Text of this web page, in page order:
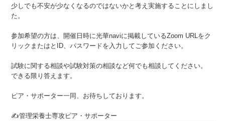
少しでも不安が少なくなるのではないかと考え実施することにしまし
た。
参加希望の方は、開催日時に光華naviに掲載しているZoom URLをク
リックまたはとID、パスワードを入力してご参加ください。
試験に関する相談や試験対策の相談など何でも相談してください。
できる限り答えます。
ピア・サポーター一同、お待ちしております。
✍管理栄養士専攻ピア・サポーター